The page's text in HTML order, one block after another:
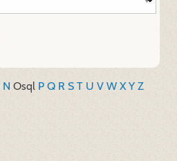
N Osql P Q R S T U V W XY Z